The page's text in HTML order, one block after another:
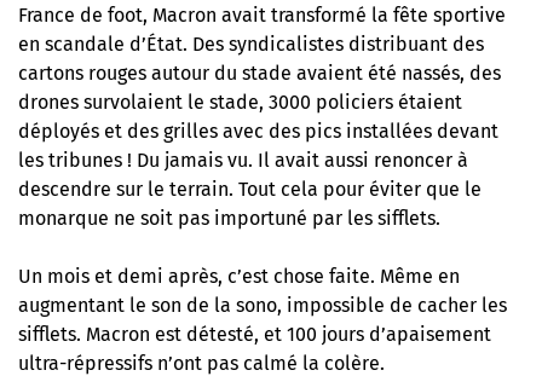
France de foot, Macron avait transformé la fête sportive
en scandale d’État. Des syndicalistes distribuant des
cartons rouges autour du stade avaient été nassés, des
drones survolaient le stade, 3000 policiers étaient
déployés et des grilles avec des pics installées devant
les tribunes ! Du jamais vu. Il avait aussi renoncer à
descendre sur le terrain. Tout cela pour éviter que le
monarque ne soit pas importuné par les sifflets.
Un mois et demi après, c’est chose faite. Même en
augmentant le son de la sono, impossible de cacher les
sifflets. Macron est détesté, et 100 jours d’apaisement
ultra-répressifs n’ont pas calmé la colère.